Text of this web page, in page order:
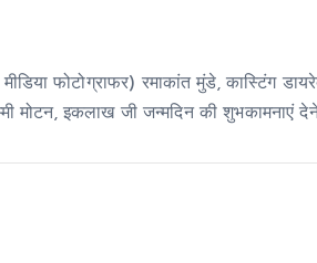
फोटोग्राफर) रमाकांत मुंडे, कास्टिंग
मोटन, इकलाख जी जन्मदिन की शुभकामनाएं